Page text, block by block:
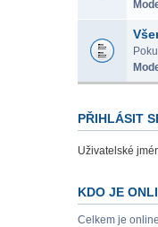
PŘIHLÁSIT
Uživatelské
KDO JE
Celkem je online